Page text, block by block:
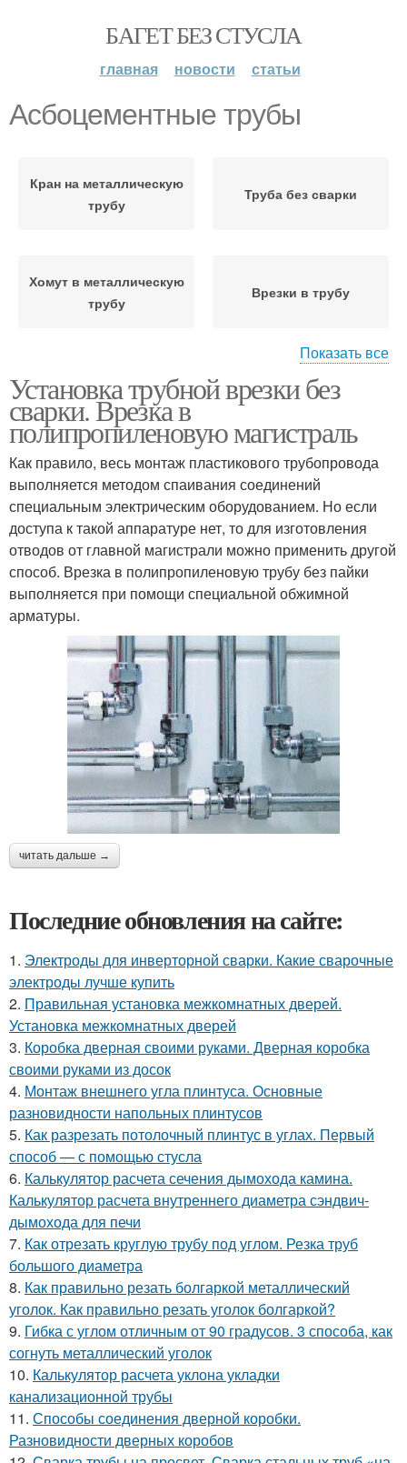
БАГЕТ БЕЗ СТУСЛА
главная новости статьи
Асбоцементные трубы
Кран на металлическую
трубу
Труба без сварки
Хомут в металлическую
трубу
Врезки в трубу
Труба под давлением
Показать все
Установка трубной врезки без
сварки. Врезка в
полипропиленовую магистраль
Как правило, весь монтаж пластикового трубопровода
выполняется методом спаивания соединений
специальным электрическим оборудованием. Но если
доступа к такой аппаратуре нет, то для изготовления
отводов от главной магистрали можно применить другой
способ. Врезка в полипропиленовую трубу без пайки
выполняется при помощи специальной обжимной
арматуры.
читать дальше →
Последние обновления на сайте:
1. Электроды для инверторной сварки. Какие сварочные
электроды лучше купить
2. Правильная установка межкомнатных дверей.
Установка межкомнатных дверей
3. Коробка дверная своими руками. Дверная коробка
своими руками из досок
4. Монтаж внешнего угла плинтуса. Основные
разновидности напольных плинтусов
5. Как разрезать потолочный плинтус в углах. Первый
способ — с помощью стусла
6. Калькулятор расчета сечения дымохода камина.
Калькулятор расчета внутреннего диаметра сэндвич-
дымохода для печи
7. Как отрезать круглую трубу под углом. Резка труб
большого диаметра
8. Как правильно резать болгаркой металлический
уголок. Как правильно резать уголок болгаркой?
9. Гибка с углом отличным от 90 градусов. 3 способа, как
согнуть металлический уголок
10. Калькулятор расчета уклона укладки
канализационной трубы
11. Способы соединения дверной коробки.
Разновидности дверных коробов